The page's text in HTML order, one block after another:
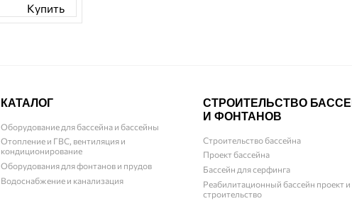
Купить
КАТАЛОГ
Оборудование для бассейна и бассейны
Отопление и ГВС, вентиляция и
кондиционирование
Оборудования для фонтанов и прудов
Водоснабжение и канализация
СТРОИТЕЛЬСТВО
И ФОНТАНОВ
Строительство бассейна
Проект бассейна
Бассейн для серфинга
Реабилитационный бассейн проект и
строительство